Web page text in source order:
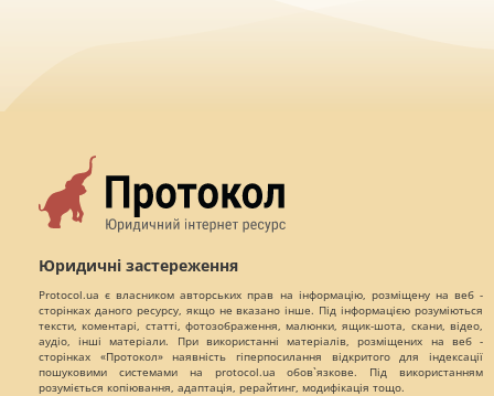
Юридичні застереження
Protocol.ua є власником авторських прав на інформацію, розміщену на веб -
сторінках даного ресурсу, якщо не вказано інше. Під інформацією розуміються
тексти, коментарі, статті, фотозображення, малюнки, ящик-шота, скани, відео,
аудіо, інші матеріали. При використанні матеріалів, розміщених на веб -
сторінках «Протокол» наявність гіперпосилання відкритого для індексації
пошуковими системами на protocol.ua обов`язкове. Під використанням
розуміється копіювання, адаптація, рерайтинг, модифікація тощо.